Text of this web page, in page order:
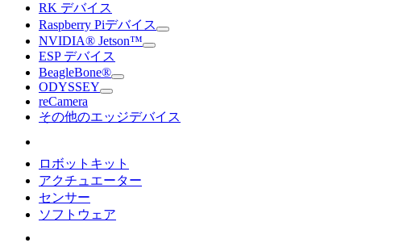
RK デバイス
Raspberry Piデバイス
NVIDIA® Jetson™
ESP デバイス
BeagleBone®
ODYSSEY
reCamera
その他のエッジデバイス
ロボットキット
アクチュエーター
センサー
ソフトウェア